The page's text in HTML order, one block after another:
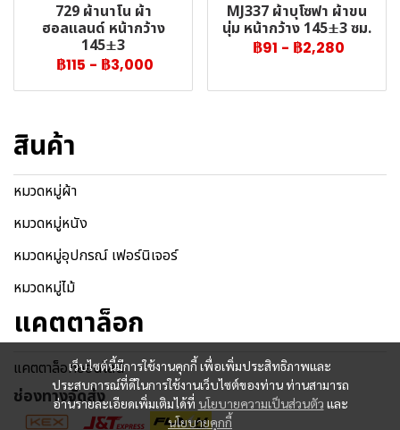
729 ผ้านาโน ผ้า
ฮอลแลนด์ หน้ากว้าง
145±3
฿115 - ฿3,000
MJ337 ผ้าบุโซฟา ผ้าขน
นุ่ม หน้ากว้าง 145±3 ซม.
฿91 - ฿2,280
เว็บไซต์นี้มีการใช้งานคุกกี้ เพื่อเพิ่มประสิทธิภาพและ
ประสบการณ์ที่ดีในการใช้งานเว็บไซต์ของท่าน ท่านสามารถ
อ่านรายละเอียดเพิ่มเติมได้ที่ นโยบายความเป็นส่วนตัว และ
นโยบายคุกกี้
สินค้า
หมวดหมู่ผ้า
หมวดหมู่หนัง
หมวดหมู่อุปกรณ์ เฟอร์นิเจอร์
หมวดหมู่ไม้
แคตตาล็อก
แคตตาล็อกออนไลน์
ช่องทางจัดส่ง